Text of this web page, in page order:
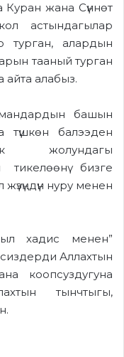
жана Сүннөт
астындагылар
турган, алардын
тааный турган
айта алабыз.
башын
балээден
жолундагы
тикелөөнү бизге
нуру менен
хадис менен”
сиздерди Аллахтын
коопсуздугуна
тынчтыгы,